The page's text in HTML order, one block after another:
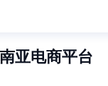
亚电商平台